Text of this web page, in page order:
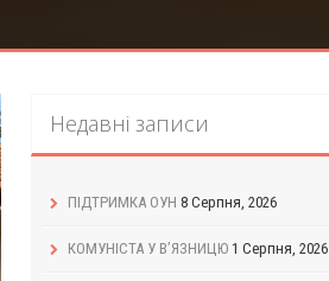
Недавні записи
ПІДТРИМКА ОУН 8 Серпня, 2026
КОМУНІСТА У В’ЯЗНИЦЮ 1 Серпня, 2026